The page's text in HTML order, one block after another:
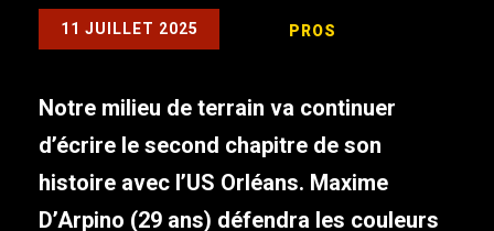
11 JUILLET 2025 PROS
Notre milieu de terrain va continuer
d’écrire le second chapitre de son
histoire avec l’US Orléans. Maxime
D’Arpino (29 ans) défendra les couleurs